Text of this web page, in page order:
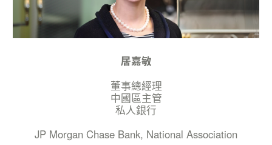
居嘉敏
董事總經理
中國區主管
私人銀行
JP Morgan Chase Bank, National Association